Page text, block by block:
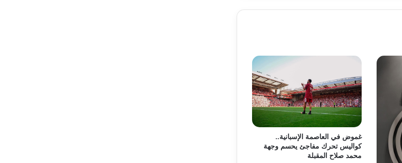
غموض في العاصمة الإسبانية..
كواليس تحرك مفاجئ يحسم وجهة
محمد صلاح المقبلة